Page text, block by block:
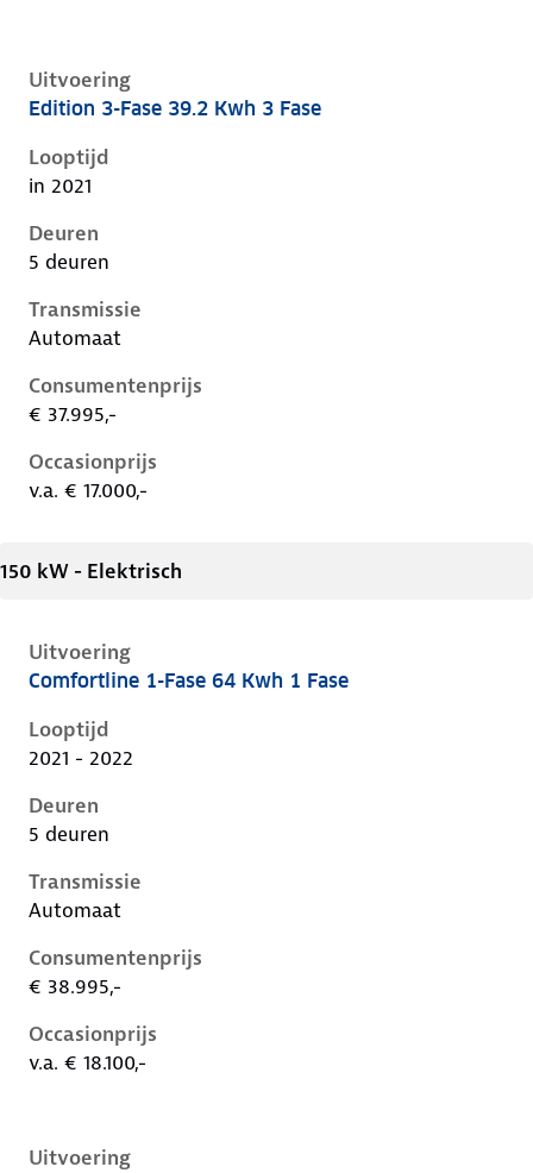
Uitvoering
Kia Niro i-de-1e-facelift, 39.2 kwh 3 fase, 100 kW,
Edition 3-Fase 39.2 Kwh 3 Fase
Looptijd
in 2021
Deuren
5 deuren
Transmissie
Automaat
Consumentenprijs
€ 37.995,-
Occasionprijs
v.a. € 17.000,-
150 kW - Elektrisch
Uitvoering
Kia Niro i-de-1e-facelift, 64 kwh 1 fase, 150 kW,
Comfortline 1-Fase 64 Kwh 1 Fase
Looptijd
2021 - 2022
Deuren
5 deuren
Transmissie
Automaat
Consumentenprijs
€ 38.995,-
Occasionprijs
v.a. € 18.100,-
Uitvoering